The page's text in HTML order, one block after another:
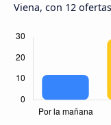
Viena, con 12